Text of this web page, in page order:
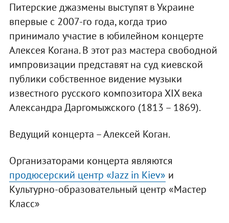
Питерские джазмены выступят в Украине
впервые с 2007-го года, когда трио
принимало участие в юбилейном концерте
Алексея Когана. В этот раз мастера свободной
импровизации представят на суд киевской
публики собственное видение музыки
известного русского композитора ХIХ века
Александра Даргомыжского (1813 – 1869).
Ведущий концерта – Алексей Коган.
Организаторами концерта являются
продюсерский центр «Jazz in Kiev» и
Культурно-образовательный центр «Мастер
Класс»